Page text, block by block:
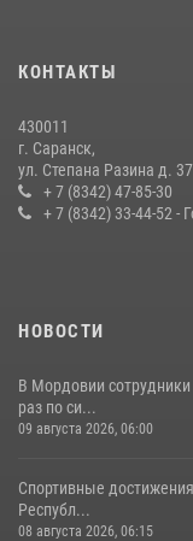
содействии
Сотрудники
конкурса
23 июля 2026, 11:54 4
КОНТАКТЫ
430011
г. Саранск,
ул. Степана Разина д. 37
+ 7 (8342) 47-85-30
+ 7 (8342) 33-44-52 -
НОВОСТИ
В Мордовии
раз по си...
09 августа 2026, 06:00
Спортивные
Республ...
08 августа 2026, 06:15